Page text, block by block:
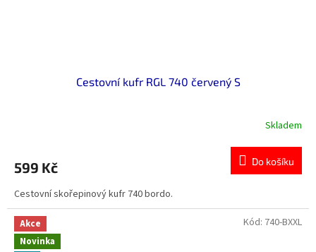
Cestovní kufr RGL 740 červený S
je
z
5
hvězdiček.
Skladem
599 Kč Do košíku
Cestovní skořepinový kufr 740 bordo.
Akce
Novinka
Kód: 740-BXXL